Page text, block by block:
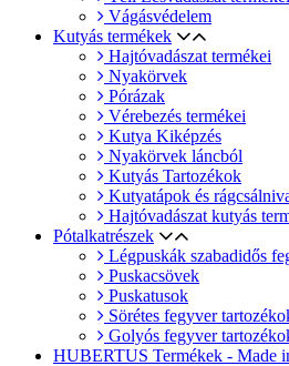
Vágásvédelem
Kutyás termékek
Hajtóvadászat termékei
Nyakörvek
Pórázak
Vérebezés termékei
Kutya Kiképzés
Nyakörvek láncból
Kutyás Tartozékok
Kutyatápok és
Hajtóvadászat kutyás
Pótalkatrészek
Légpuskák szabadidős
Puskacsövek
Puskatusok
Sörétes fegyver
Golyós fegyver
HUBERTUS Termékek - Made